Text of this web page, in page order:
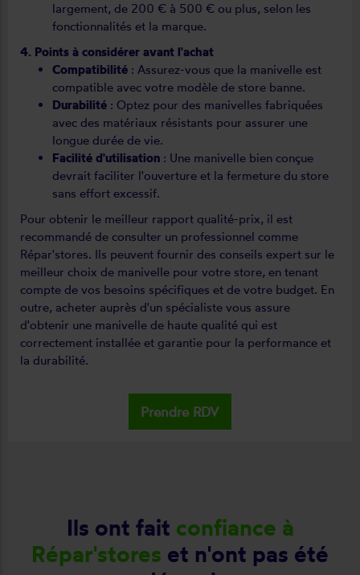
largement, de 200 € à 500 € ou plus, selon les
fonctionnalités et la marque.
4. Points à considérer avant l'achat
Compatibilité : Assurez-vous que la manivelle est
compatible avec votre modèle de store banne.
Durabilité : Optez pour des manivelles fabriquées
avec des matériaux résistants pour assurer une
longue durée de vie.
Facilité d'utilisation : Une manivelle bien conçue
devrait faciliter l'ouverture et la fermeture du store
sans effort excessif.
Pour obtenir le meilleur rapport qualité-prix, il est
recommandé de consulter un professionnel comme
Répar'stores. Ils peuvent fournir des conseils expert sur le
meilleur choix de manivelle pour votre store, en tenant
compte de vos besoins spécifiques et de votre budget. En
outre, acheter auprès d'un spécialiste vous assure
d'obtenir une manivelle de haute qualité qui est
correctement installée et garantie pour la performance et
la durabilité.
Prendre RDV
Ils ont fait confiance à
Répar'stores et n'ont pas été